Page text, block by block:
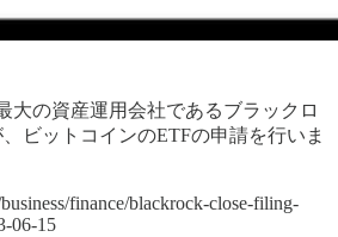
大の資産運用会社であるブラックロ
、ビットコインのETFの申請を行いま
finance/blackrock-close-filing-
06-15